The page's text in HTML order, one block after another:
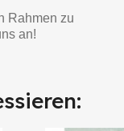
Rahmen zu
an!